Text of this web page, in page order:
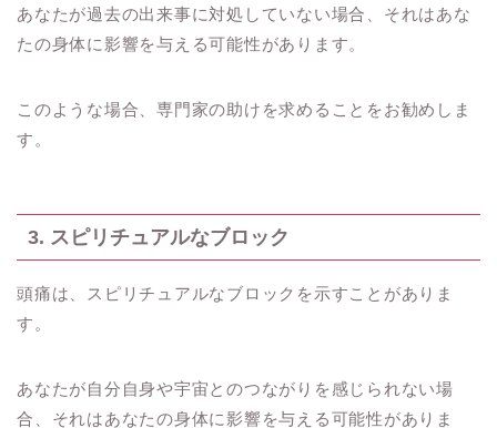
あなたが過去の出来事に対処していない場合、それはあな
たの身体に影響を与える可能性があります。
このような場合、専門家の助けを求めることをお勧めしま
す。
3. スピリチュアルなブロック
頭痛は、スピリチュアルなブロックを示すことがありま
す。
あなたが自分自身や宇宙とのつながりを感じられない場
合、それはあなたの身体に影響を与える可能性がありま